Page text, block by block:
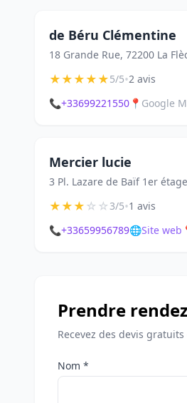
de Béru Clémentine
18 Grande Rue, 72200 La
★★★★★5/5•2 avis
📞+33699221550 📍 Google
Mercier lucie
3 Pl. Lazare de Baïf 1er
★★★☆☆3/5•1 avis
📞+33659956789🌐Site web
Prendre
Recevez des devis
Nom *